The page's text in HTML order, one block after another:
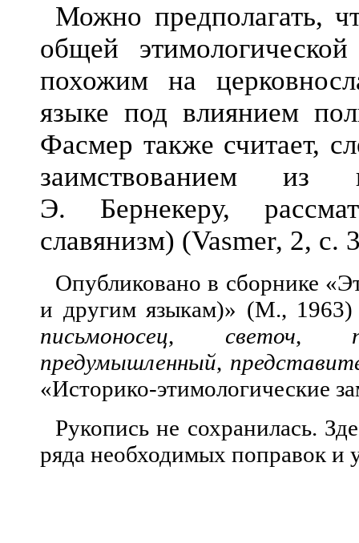
Можно предполагать,
общей
похожим на
языке под влиянием
Фасмер также считает,
заимствованием из
Э. Бернекеру,
славянизм) (Vasmer, 2, с.
Опубликовано в сборнике
и другим языкам)» (М., 1963)
письмоносец, светоч,
предумышленный,
«Историко-этимологические
Рукопись не сохранилась.
ряда необходимых поправок и